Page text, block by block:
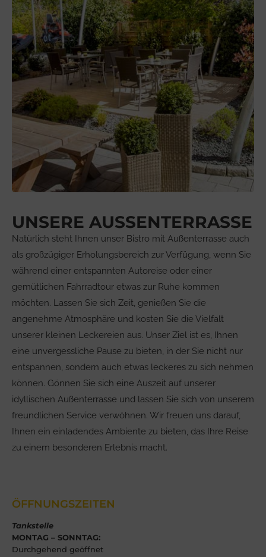
UNSERE AUSSENTERRASSE
Natürlich steht Ihnen unser Bistro mit Außenterrasse auch
als großzügiger Erholungsbereich zur Verfügung, wenn Sie
während einer entspannten Autoreise oder einer
gemütlichen Fahrradtour etwas zur Ruhe kommen
möchten. Lassen Sie sich Zeit, genießen Sie die
angenehme Atmosphäre und kosten Sie die Vielfalt
unserer kleinen Leckereien aus. Unser Ziel ist es, Ihnen
eine unvergessliche Pause zu bieten, in der Sie nicht nur
entspannen, sondern auch etwas leckeres zu sich nehmen
können. Gönnen Sie sich eine Auszeit auf unserer
idyllischen Außenterrasse und lassen Sie sich von unserem
freundlichen Service verwöhnen. Wir freuen uns darauf,
Ihnen ein einladendes Ambiente zu bieten, das Ihre Reise
zu einem besonderen Erlebnis macht.
ÖFFNUNGSZEITEN
Tankstelle
MONTAG – SONNTAG:
Durchgehend geöffnet